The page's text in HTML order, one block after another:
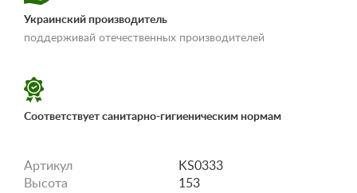
доставки и оплаты»
Украинский производитель
поддерживай отечественных производителей
Соответствует санитарно-гигиеническим нормам
Артикул
KS0333
Высота
153